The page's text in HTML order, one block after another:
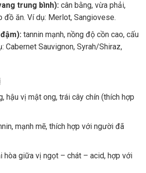
trung bình): cân bằng, vừa phải,
đồ ăn. Ví dụ: Merlot, Sangiovese.
tannin mạnh, nồng độ cồn cao, cấu
Cabernet Sauvignon, Syrah/Shiraz,
hậu vị mật ong, trái cây chín (thích hợp
mạnh mẽ, thích hợp với người đã
hòa giữa vị ngọt – chát – acid, hợp với